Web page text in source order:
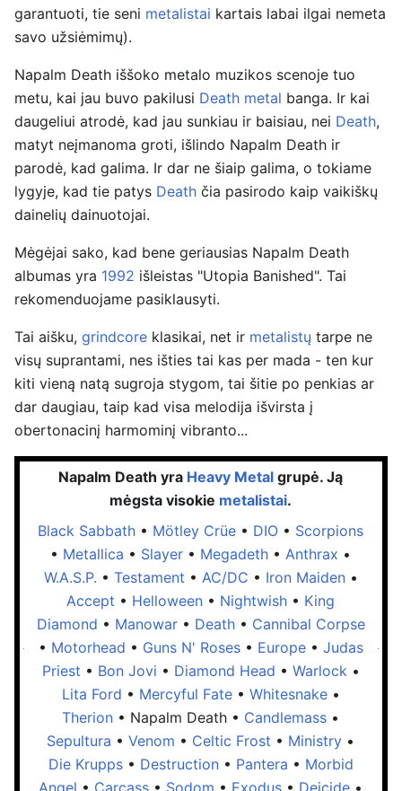
garantuoti, tie seni metalistai kartais labai ilgai nemeta
savo užsiėmimų).
Napalm Death iššoko metalo muzikos scenoje tuo
metu, kai jau buvo pakilusi Death metal banga. Ir kai
daugeliui atrodė, kad jau sunkiau ir baisiau, nei Death,
matyt neįmanoma groti, išlindo Napalm Death ir
parodė, kad galima. Ir dar ne šiaip galima, o tokiame
lygyje, kad tie patys Death čia pasirodo kaip vaikiškų
dainelių dainuotojai.
Mėgėjai sako, kad bene geriausias Napalm Death
albumas yra 1992 išleistas "Utopia Banished". Tai
rekomenduojame pasiklausyti.
Tai aišku, grindcore klasikai, net ir metalistų tarpe ne
visų suprantami, nes išties tai kas per mada - ten kur
kiti vieną natą sugroja stygom, tai šitie po penkias ar
dar daugiau, taip kad visa melodija išvirsta į
obertonacinį harmominį vibranto...
Napalm Death yra Heavy Metal grupė. Ją
mėgsta visokie metalistai.
Black Sabbath • Mötley Crüe • DIO • Scorpions
• Metallica • Slayer • Megadeth •Anthrax •
W.A.S.P. • Testament • AC/DC • Iron Maiden•
Accept • Helloween • Nightwish • King
Diamond • Manowar• Death• Cannibal Corpse
• Motorhead • Guns N' Roses• Europe• Judas
Priest • Bon Jovi • Diamond Head • Warlock•
Lita Ford • Mercyful Fate• Whitesnake•
Therion • Napalm Death • Candlemass •
Sepultura •Venom • Celtic Frost • Ministry •
Die Krupps• Destruction• Pantera • Morbid